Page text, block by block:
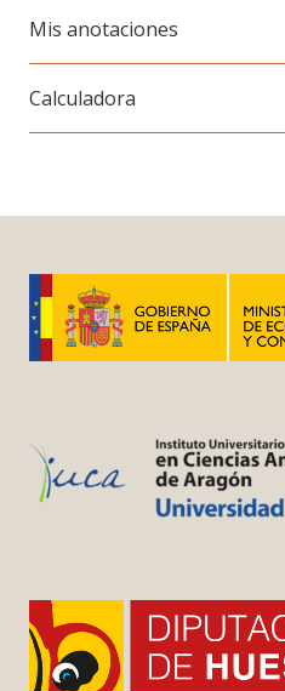
Mis anotaciones
Calculadora